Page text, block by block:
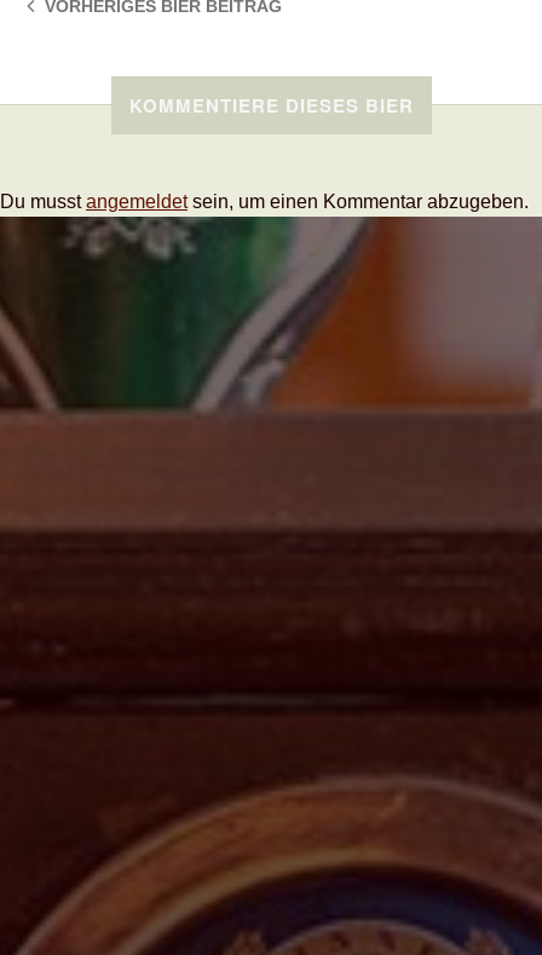
VORHERIGES BIER BEITRAG
KOMMENTIERE DIESES BIER
Du musstangemeldetsein, um einen Kommentar abzugeben.